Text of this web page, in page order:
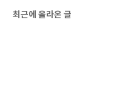
최근에 올라온 글